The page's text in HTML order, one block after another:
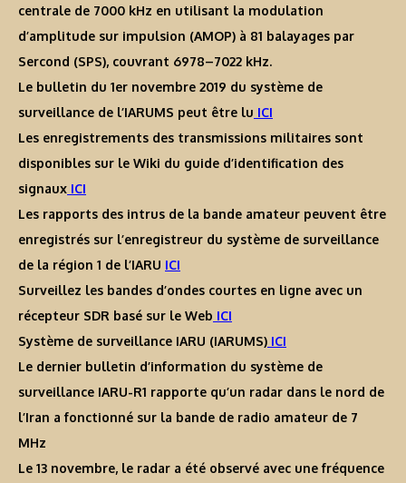
centrale de 7000 kHz en utilisant la modulation
d’amplitude sur impulsion (AMOP) à 81 balayages par
Sercond (SPS), couvrant 6978–7022 kHz.
Le bulletin du 1er novembre 2019 du système de
surveillance de l’IARUMS peut être lu ICI
Les enregistrements des transmissions militaires sont
disponibles sur le Wiki du guide d’identification des
signaux ICI
Les rapports des intrus de la bande amateur peuvent être
enregistrés sur l’enregistreur du système de surveillance
de la région 1 de l’IARU ICI
Surveillez les bandes d’ondes courtes en ligne avec un
récepteur SDR basé sur le Web ICI
Système de surveillance IARU (IARUMS) ICI
Le dernier bulletin d’information du système de
surveillance IARU-R1 rapporte qu’un radar dans le nord de
l’Iran a fonctionné sur la bande de radio amateur de 7
MHz
Le 13 novembre, le radar a été observé avec une fréquence